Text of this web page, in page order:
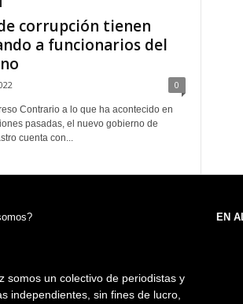
corrupción tienen
a funcionarios del
0
Contrario a lo que ha acontecido en
pasadas, el nuevo gobierno de
cuenta con...
somos un colectivo de periodistas y
independientes, sin fines de lucro,
EN